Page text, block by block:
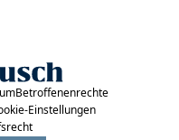
Betroffenenrechte
Einstellungen